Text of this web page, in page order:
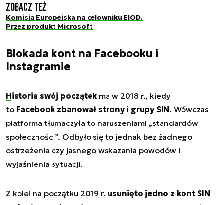
Zobacz też
Komisja Europejska na celowniku EIOD.
Przez produkt Microsoft
Blokada kont na Facebooku i
Instagramie
Historia swój początek ma w 2018 r., kiedy
to Facebook zbanował strony i grupy SIN. Wówczas
platforma tłumaczyła to naruszeniami „standardów
społeczności”. Odbyło się to jednak bez żadnego
ostrzeżenia czy jasnego wskazania powodów i
wyjaśnienia sytuacji.
Z kolei na początku 2019 r. usunięto jedno z kont SIN